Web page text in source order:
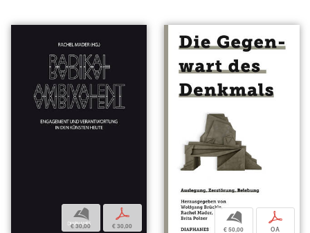
b
€ 30,00
p
€ 30,00
b
€ 50,00
p
OA